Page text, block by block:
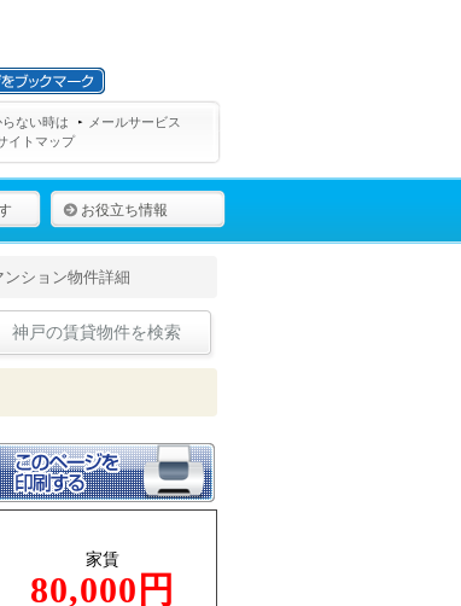
ない時は
メールサービス
イトマップ
お役立ち情報
ション物件詳細
神戸の賃貸物件を検索
家賃
80,000円